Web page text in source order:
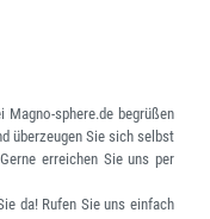
sphere.de begrüßen
überzeugen Sie sich selbst
erreichen Sie uns per
da! Rufen Sie uns einfach